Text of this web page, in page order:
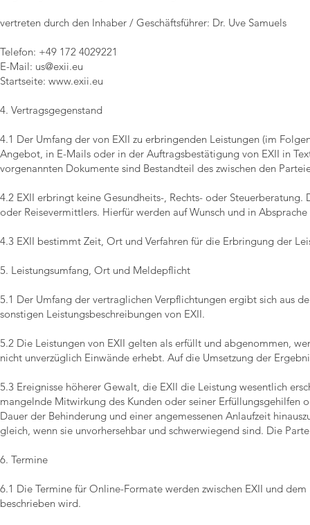
vertreten durch den Inhaber / Geschäftsführer: Dr. Uve Samuels
Telefon: +49 172 4029221
E-Mail: us@exii.eu
Startseite: www.exii.eu
4. Vertragsgegenstand
4.1 Der Umfang der von EXII zu erbringenden Leistungen (im
Angebot, in E-Mails oder in der Auftragsbestätigung von EXII in
vorgenannten Dokumente sind Bestandteil des zwischen den
4.2 EXII erbringt keine Gesundheits-, Rechts- oder
oder Reisevermittlers. Hierfür werden auf Wunsch und in
4.3 EXII bestimmt Zeit, Ort und Verfahren für die Erbringung der
5. Leistungsumfang, Ort und Meldepflicht
5.1 Der Umfang der vertraglichen Verpflichtungen ergibt sich aus
sonstigen Leistungsbeschreibungen von EXII.
5.2 Die Leistungen von EXII gelten als erfüllt und abgenommen,
nicht unverzüglich Einwände erhebt. Auf die Umsetzung der
5.3 Ereignisse höherer Gewalt, die EXII die Leistung wesentlich
mangelnde Mitwirkung des Kunden oder seiner Erfüllungsgehilfen
Dauer der Behinderung und einer angemessenen Anlaufzeit
gleich, wenn sie unvorhersehbar und schwerwiegend sind. Die
6. Termine
6.1 Die Termine für Online-Formate werden zwischen EXII und
beschrieben wird.